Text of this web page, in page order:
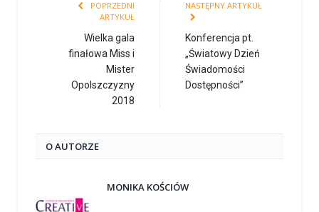
POPRZEDNI
ARTYKUŁ
Wielka gala
finałowa Miss i
Mister
Opolszczyzny
2018
NASTĘPNY ARTYKUŁ
Konferencja pt.
„Światowy Dzień
Świadomości
Dostępności”
O AUTORZE
MONIKA KOŚCIÓW